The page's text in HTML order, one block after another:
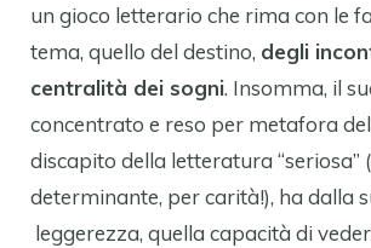
un gioco letterario che rima con le
tema, quello del destino, degli
centralità dei sogni. Insomma, il
concentrato e reso per metafora
discapito della letteratura “seriosa”
determinante, per carità!), ha dalla
leggerezza, quella capacità di